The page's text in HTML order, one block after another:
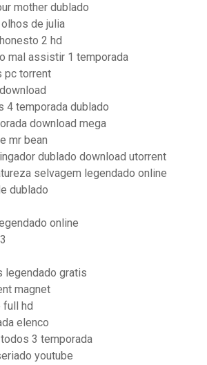
mother dublado
de julia
2 hd
mal assistir 1 temporada
pc torrent
4 temporada dublado
download mega
mr bean
dublado download utorrent
selvagem legendado online
dublado
online
legendado gratis
magnet
full hd
elenco
3 temporada
youtube